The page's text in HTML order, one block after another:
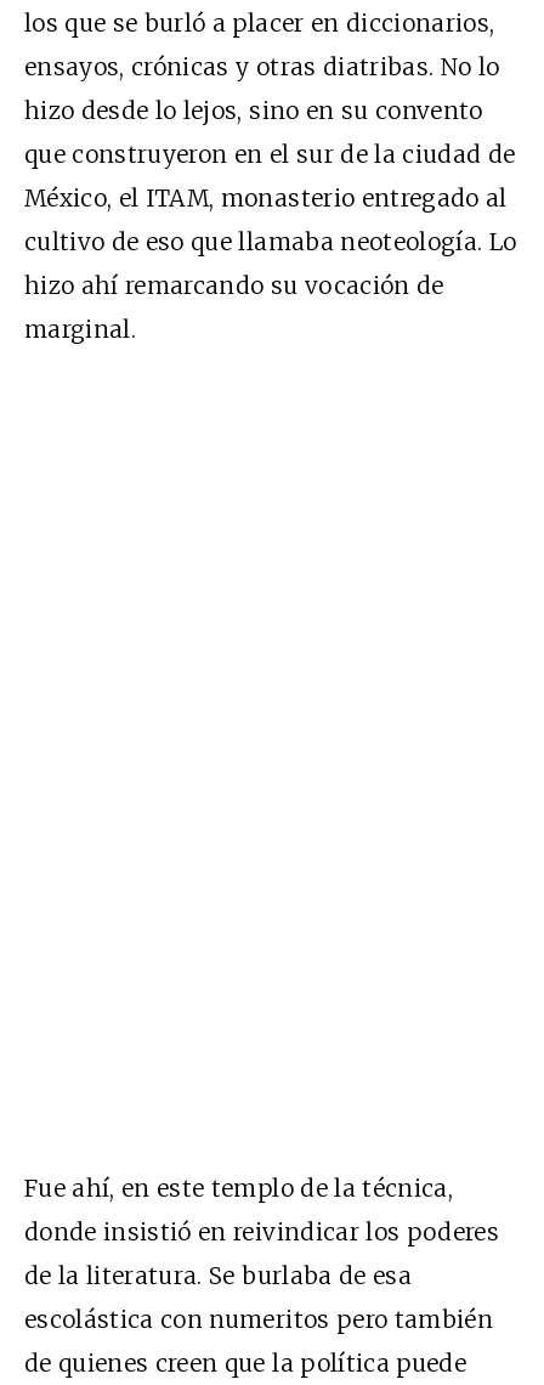
los que se burló a placer en diccionarios,
ensayos, crónicas y otras diatribas. No lo
hizo desde lo lejos, sino en su convento
que construyeron en el sur de la ciudad de
México, el ITAM, monasterio entregado al
cultivo de eso que llamaba neoteología. Lo
hizo ahí remarcando su vocación de
marginal.
Fue ahí, en este templo de la técnica,
donde insistió en reivindicar los poderes
de la literatura. Se burlaba de esa
escolástica con numeritos pero también
de quienes creen que la política puede